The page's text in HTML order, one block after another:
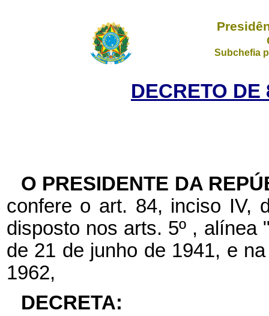
Subchefia
DECRETO DE
O PRESIDENTE DA
confere o art. 84, inciso IV,
disposto nos arts. 5º , alínea
de 21 de junho de 1941, e
1962,
DECRETA: